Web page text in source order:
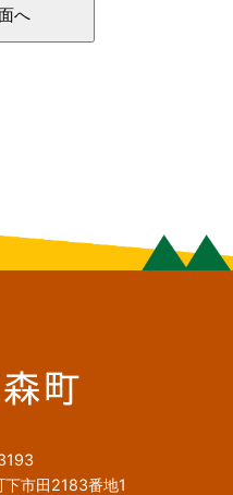
市田2183番地1